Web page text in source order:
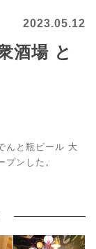
2023.05.12
酒場 と
んと瓶ビール 大
ンした。